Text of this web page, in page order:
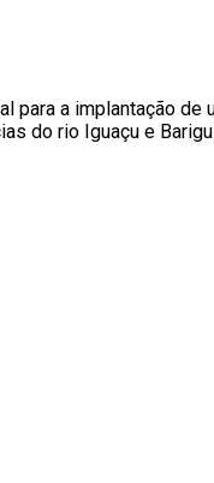
a implantação
do rio Iguaçu e